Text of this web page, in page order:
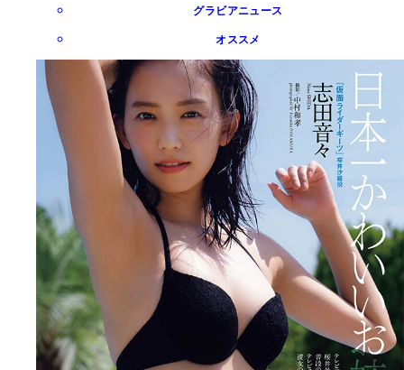
グラビアニュース
オススメ